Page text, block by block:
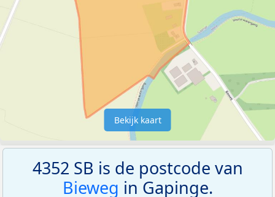
Bekijk kaart
4352 SB is de postcode van
Bieweg in Gapinge.